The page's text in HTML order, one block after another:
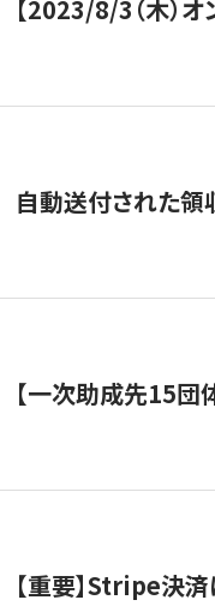
【2023/8/3（木）
自動送付された領
【一次助成先15団
【重要】Stripe決